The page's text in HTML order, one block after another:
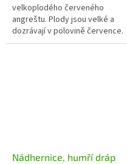
velkoplodého červeného
angreštu. Plody jsou velké a
dozrávají v polovině července.
Plodnost je vysoká a
Nádhernice, humří dráp